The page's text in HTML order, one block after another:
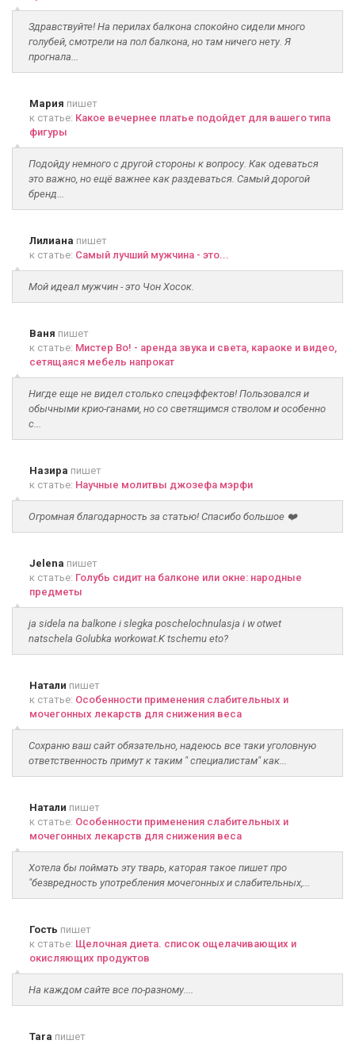
Здравствуйте! На перилах балкона спокойно сидели много
голубей, смотрели на пол балкона, но там ничего нету. Я
прогнала...
Мария пишет
к статье: Какое вечернее платье подойдет для вашего типа
фигуры
Подойду немного с другой стороны к вопросу. Как одеваться
это важно, но ещё важнее как раздеваться. Самый дорогой
бренд...
Лилиана пишет
к статье: Самый лучший мужчина - это...
Мой идеал мужчин - это Чон Хосок.
Ваня пишет
к статье: Мистер Во! - аренда звука и света, караоке и видео,
сетящаяся мебель напрокат
Нигде еще не видел столько спецэффектов! Пользовался и
обычными крио-ганами, но со светящимся стволом и особенно
с...
Назира пишет
к статье: Научные молитвы джозефа мэрфи
Огромная благодарность за статью! Спасибо большое ❤️
Jelena пишет
к статье: Голубь сидит на балконе или окне: народные
предметы
ja sidela na balkone i slegka poschelochnulasja i w otwet
natschela Golubka workowat.K tschemu eto?
Натали пишет
к статье: Особенности применения слабительных и
мочегонных лекарств для снижения веса
Сохраню ваш сайт обязательно, надеюсь все таки уголовную
ответственность примут к таким " специалистам" как...
Натали пишет
к статье: Особенности применения слабительных и
мочегонных лекарств для снижения веса
Хотела бы поймать эту тварь, каторая такое пишет про
"безвредность употребления мочегонных и слабительных,...
Гость пишет
к статье: Щелочная диета. список ощелачивающих и
окисляющих продуктов
На каждом сайте все по-разному....
Tara пишет